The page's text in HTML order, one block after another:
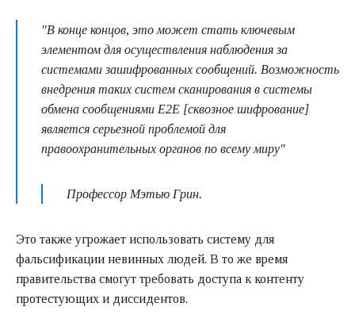
"В конце концов, это может стать ключевым
элементом для осуществления наблюдения за
системами зашифрованных сообщений. Возможность
внедрения таких систем сканирования в системы
обмена сообщениями E2E [сквозное шифрование]
является серьезной проблемой для
правоохранительных органов по всему миру"
Профессор Мэтью Грин.
Это также угрожает использовать систему для
фальсификации невинных людей. В то же время
правительства смогут требовать доступа к контенту
протестующих и диссидентов.